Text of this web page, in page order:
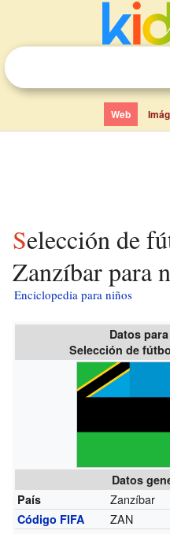
Web
Selección de fútbol de
Zanzíbar para
Enciclopedia para niños
Datos
Selección de
Datos
País
Zanzíbar
Código FIFA ZAN